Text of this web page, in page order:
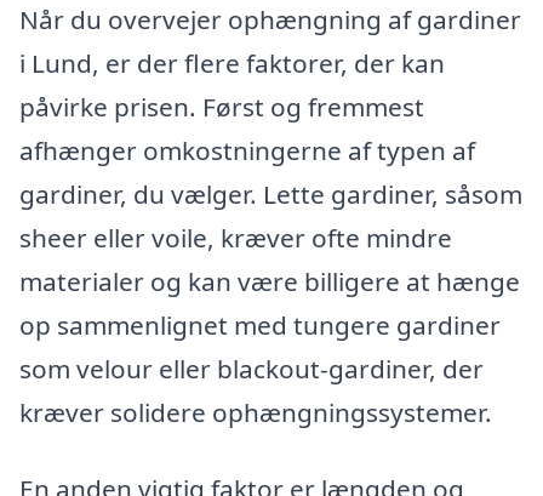
Når du overvejer ophængning af gardiner
i Lund, er der flere faktorer, der kan
påvirke prisen. Først og fremmest
afhænger omkostningerne af typen af
gardiner, du vælger. Lette gardiner, såsom
sheer eller voile, kræver ofte mindre
materialer og kan være billigere at hænge
op sammenlignet med tungere gardiner
som velour eller blackout-gardiner, der
kræver solidere ophængningssystemer.
En anden vigtig faktor er længden og